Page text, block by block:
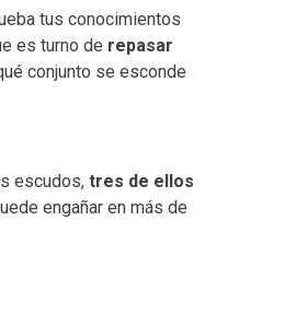
tus conocimientos
es turno de repasar
conjunto se esconde
escudos, tres de ellos
engañar en más de